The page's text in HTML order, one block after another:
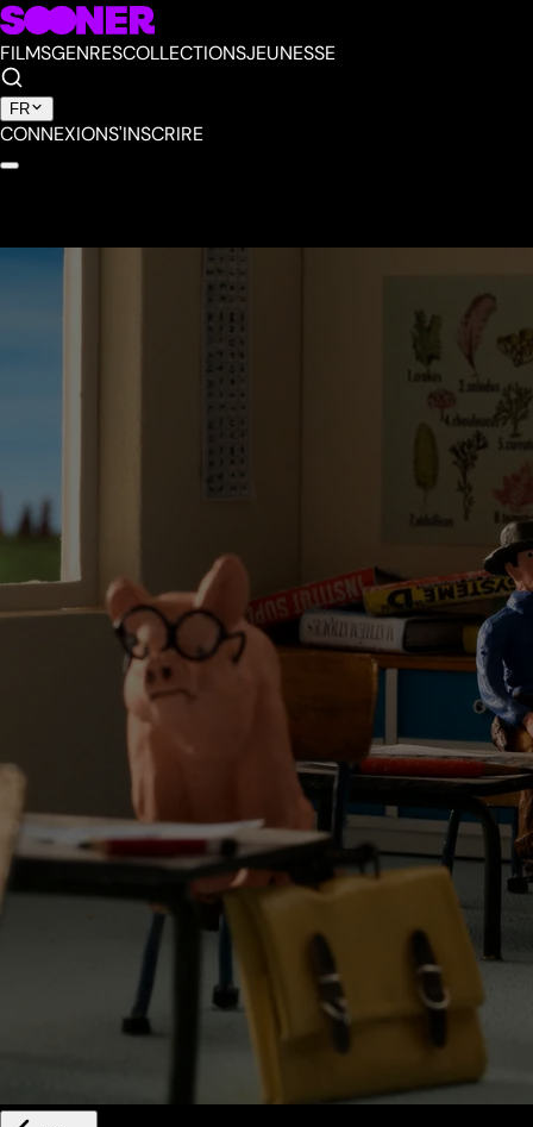
FILMSGENRESCOLLECTIONSJEUNESSE
FR
CONNEXIONS'INSCRIRE